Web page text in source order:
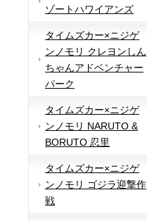
ゾートハワイアンズ
タイムズカー×ニジゲ
ンノモリ クレヨンしん
ちゃんアドベンチャー
パーク
タイムズカー×ニジゲ
ンノモリ NARUTO &
BORUTO 忍里
タイムズカー×ニジゲ
ンノモリ ゴジラ迎撃作
戦